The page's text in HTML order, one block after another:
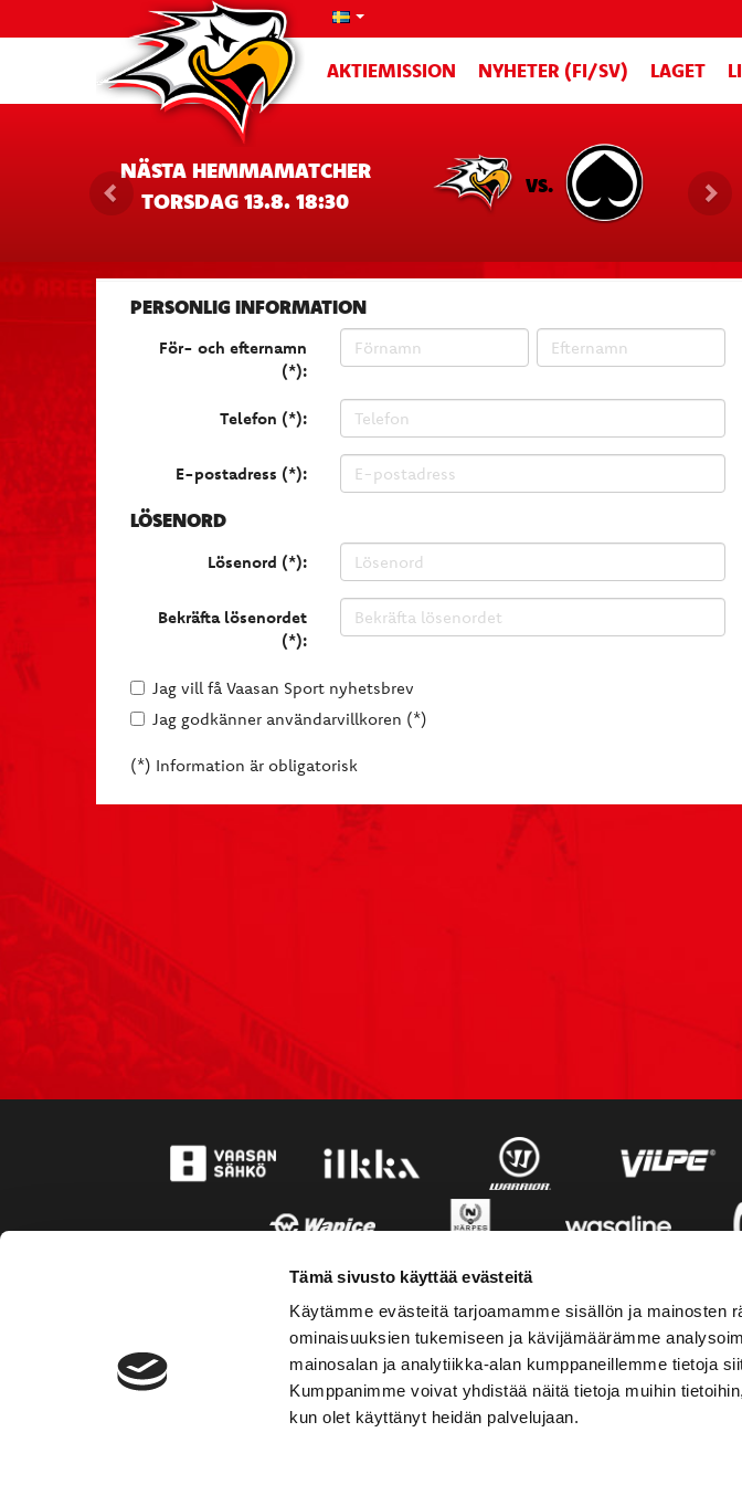
Tämä sivusto käyttää evästeitä
Käytämme evästeitä tarjoamamme sisällön ja mainosten
ominaisuuksien tukemiseen ja kävijämäärämme
mainosalan ja analytiikka-alan kumppaneillemme tietoja
Kumppanimme voivat yhdistää näitä tietoja muihin
kun olet käyttänyt heidän palvelujaan.
AKTIEMISSION NYHETER (FI/SV) LAGET
NÄSTA HEMMAMATCHER
TORSDAG 13.8. 18:30
VS.
PERSONLIG INFORMATION
För- och efternamn
(*):
Telefon (*):
E-postadress (*):
LÖSENORD
Lösenord (*):
Bekräfta lösenordet
(*):
Jag vill få Vaasan Sport nyhetsbrev
Jag godkänner användarvillkoren (*)
(*) Information är obligatorisk